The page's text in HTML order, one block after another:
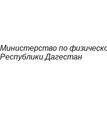
Министерство по
Республики Дагестан